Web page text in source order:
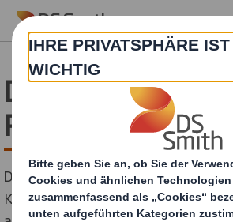
Skip to main content
Der DS Smith
Posterwettbewerb
Der DS Smith Posterwettbewerb
Kinder, ein Poster zu kreieren, das